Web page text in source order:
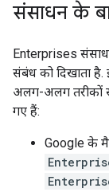
संसाधन के
Enterprises
संबंध को दिखाता
अलग-अलग तरीकों
गए हैं:
Google के